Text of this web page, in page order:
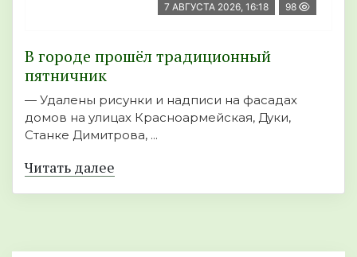
7 АВГУСТА 2026, 16:18 98
В городе прошёл традиционный
пятничник
— Удалены рисунки и надписи на фасадах
домов на улицах Красноармейская, Дуки,
Станке Димитрова, ...
Читать далее